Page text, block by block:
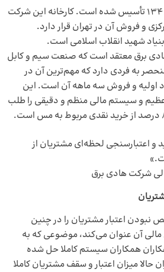
شرکت هادی برق در سال ۱۳۴۶ تأسیس شده است. کارخانه این شرکت
و فروش آن در تهران قرار دارد.
شهید انقلاب اسلامی است.
برق معتقد است که صنعت سیم و کابل
به فردی دارد که مهم‌ترین آن در
اولیه و فروش سه ماهه آن است. این
و سیستم مالی منظم و دقیقی را طلب
و اعتبارسنجی لحظه‌ای مشتریان از
شرکت هادی برق
اعتبار مشتریان را در چنین
آن عنوان می‌کند، موضوعی که به
همکاران سیستم کاملا حل شده
حالا میزان اعتبار و سقف مشتریان کاملا